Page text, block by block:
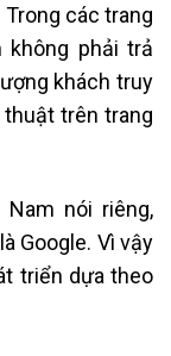
các trang
phải trả
khách truy
trên trang
nói riêng,
Google. Vì vậy
triển dựa theo